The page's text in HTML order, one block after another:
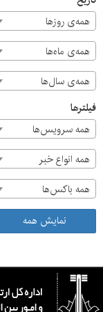
همه‌ی روزها
همه‌ی ماه‌ها
همه‌ی سال‌ها
فیلترها
همه سرویس‌ها
همه انواع خبر
همه باکس‌ها
نمایش همه